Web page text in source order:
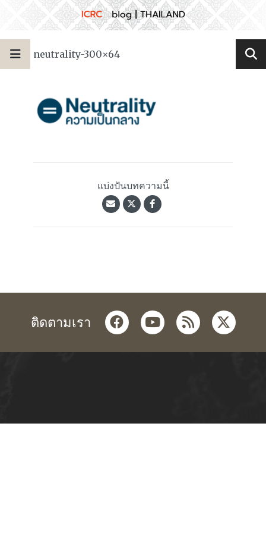
neutrality-300×64
แบ่งปันบทความนี้
ติดตามเรา facebookyoutube
rss twitter